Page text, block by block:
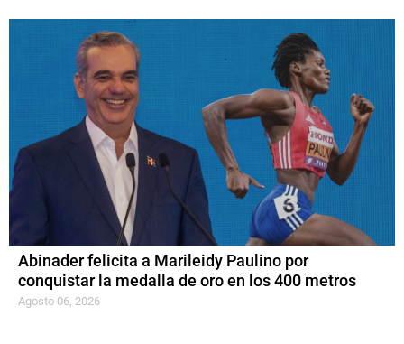
Abinader felicita a Marileidy Paulino por
conquistar la medalla de oro en los 400 metros
Agosto 06, 2026